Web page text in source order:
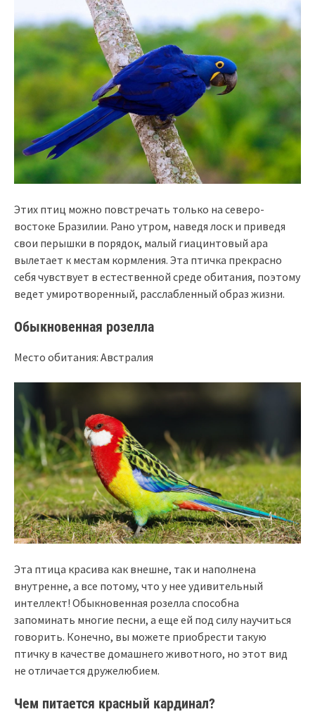
Этих птиц можно повстречать только на северо-
востоке Бразилии. Рано утром, наведя лоск и приведя
свои перышки в порядок, малый гиацинтовый ара
вылетает к местам кормления. Эта птичка прекрасно
себя чувствует в естественной среде обитания, поэтому
ведет умиротворенный, расслабленный образ жизни.
Обыкновенная розелла
Место обитания: Австралия
Эта птица красива как внешне, так и наполнена
внутренне, а все потому, что у нее удивительный
интеллект! Обыкновенная розелла способна
запоминать многие песни, а еще ей под силу научиться
говорить. Конечно, вы можете приобрести такую
птичку в качестве домашнего животного, но этот вид
не отличается дружелюбием.
Чем питается красный кардинал?